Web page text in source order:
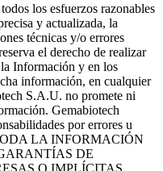
los esfuerzos razonables
y actualizada, la
técnicas y/o errores
el derecho de realizar
Información y en los
información, en cualquier
S.A.U. no promete ni
Gemabiotech
por errores u
LA INFORMACIÓN
DE
O IMPLÍCITAS